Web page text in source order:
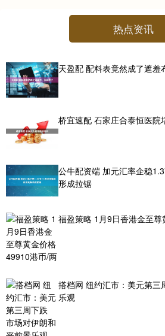
热点资讯
天盈配 配料表竟然成了遮羞
桥宜速配 石家庄合泰恒医院
公牛配资端 加元汇率企稳
形成拉锯
福盈策略 1月9日香港金至
搭档网 纽约汇市：美元第
乐观